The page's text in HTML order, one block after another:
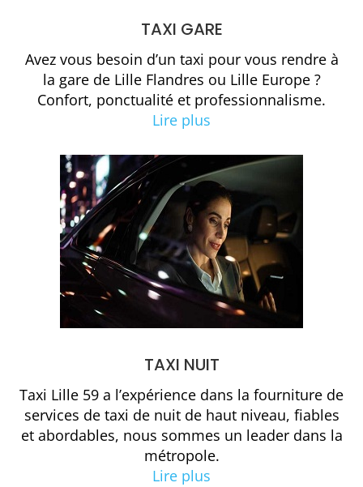
TAXI GARE
Avez vous besoin d’un taxi pour vous rendre à
la gare de Lille Flandres ou Lille Europe ?
Confort, ponctualité et professionnalisme.
Lire plus
TAXI NUIT
Taxi Lille 59 a l’expérience dans la fourniture de
services de taxi de nuit de haut niveau, fiables
et abordables, nous sommes un leader dans la
métropole.
Lire plus